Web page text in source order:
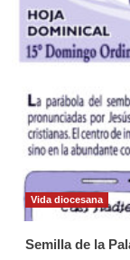
Vida diocesana
Semilla de la